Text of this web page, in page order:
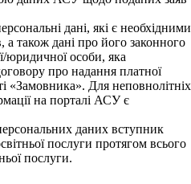
дані, які є необхідними
а також дані про його законного
юридичної особи, яка
про надання платної
«Замовника». Для неповнолітніх
на порталі АСУ є
даних вступник
послуги протягом всього
послуги.